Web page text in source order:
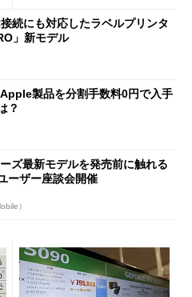
続にも対応したラベルプリンタ
」新モデル
製品を分割手数料0円で入手
？
ズ最新モデルを発売前に触れる
ーザー座談会開催
）